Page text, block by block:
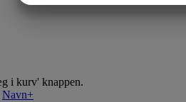
i kurv' knappen.
Navn+